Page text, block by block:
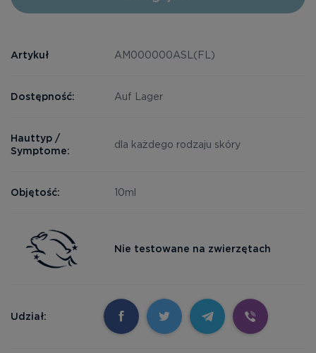
Artykuł AM000000ASL(FL)
Dostępność: Auf Lager
Hauttyp /
Symptome:
dla każdego rodzaju skóry
Objętość: 10ml
Nie testowane na zwierzętach
Udział: